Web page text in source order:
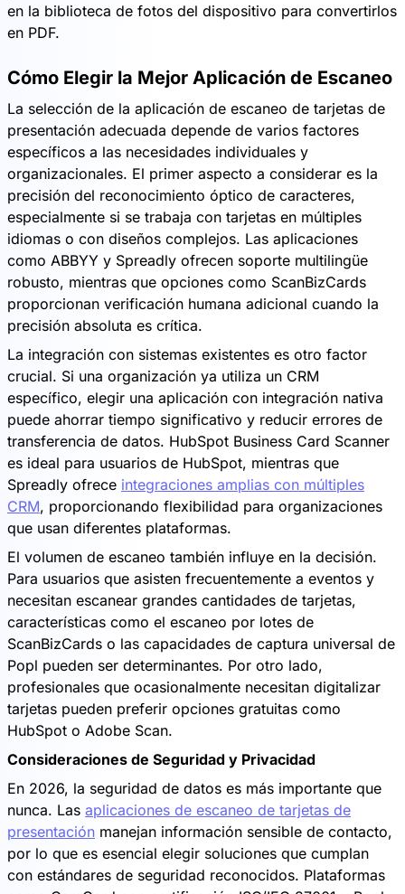
en la biblioteca de fotos del dispositivo para convertirlos
en PDF.
Cómo Elegir la Mejor Aplicación de Escaneo
La selección de la aplicación de escaneo de tarjetas de
presentación adecuada depende de varios factores
específicos a las necesidades individuales y
organizacionales. El primer aspecto a considerar es la
precisión del reconocimiento óptico de caracteres,
especialmente si se trabaja con tarjetas en múltiples
idiomas o con diseños complejos. Las aplicaciones
como ABBYY y Spreadly ofrecen soporte multilingüe
robusto, mientras que opciones como ScanBizCards
proporcionan verificación humana adicional cuando la
precisión absoluta es crítica.
La integración con sistemas existentes es otro factor
crucial. Si una organización ya utiliza un CRM
específico, elegir una aplicación con integración nativa
puede ahorrar tiempo significativo y reducir errores de
transferencia de datos. HubSpot Business Card Scanner
es ideal para usuarios de HubSpot, mientras que
Spreadly ofrece integraciones amplias con múltiples
CRM, proporcionando flexibilidad para organizaciones
que usan diferentes plataformas.
El volumen de escaneo también influye en la decisión.
Para usuarios que asisten frecuentemente a eventos y
necesitan escanear grandes cantidades de tarjetas,
características como el escaneo por lotes de
ScanBizCards o las capacidades de captura universal de
Popl pueden ser determinantes. Por otro lado,
profesionales que ocasionalmente necesitan digitalizar
tarjetas pueden preferir opciones gratuitas como
HubSpot o Adobe Scan.
Consideraciones de Seguridad y Privacidad
En 2026, la seguridad de datos es más importante que
nunca. Las aplicaciones de escaneo de tarjetas de
presentación manejan información sensible de contacto,
por lo que es esencial elegir soluciones que cumplan
con estándares de seguridad reconocidos. Plataformas